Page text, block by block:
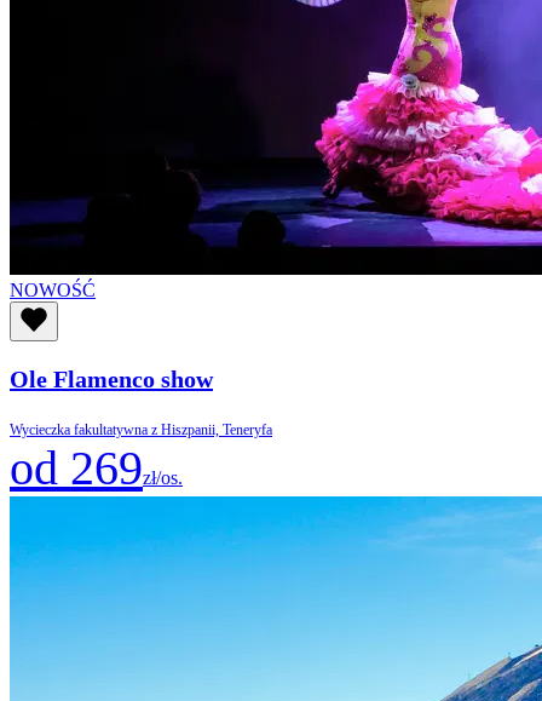
NOWOŚĆ
Ole Flamenco show
Wycieczka fakultatywna z Hiszpanii, Teneryfa
od 269zł/os.